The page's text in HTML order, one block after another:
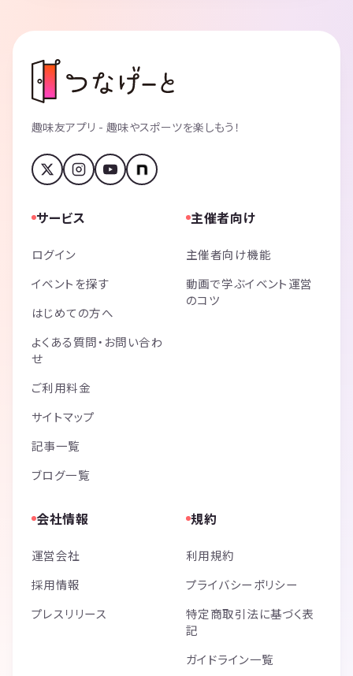
趣味友アプリ - 趣味やスポーツを楽しもう！
サービス
ログイン
イベントを探す
はじめての方へ
よくある質問・お問い合わ
せ
ご利用料金
サイトマップ
記事一覧
ブログ一覧
主催者向け
主催者向け機能
動画で学ぶイベント運営
のコツ
会社情報
運営会社
採用情報
プレスリリース
規約
利用規約
プライバシーポリシー
特定商取引法に基づく表
記
ガイドライン一覧